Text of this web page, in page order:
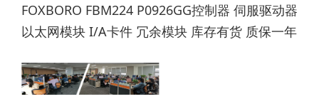
FOXBORO FBM224 P0926GG控制器 伺服驱动器
以太网模块 I/A卡件 冗余模块 库存有货 质保一年